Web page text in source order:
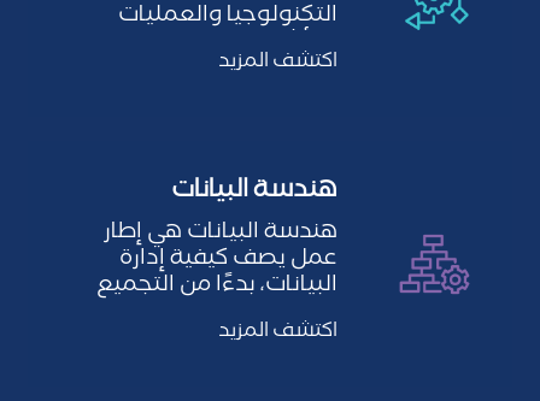
التكنولوجيا والعمليات
والأشخاص والقواعد
المطلوبة…
اكتشف المزيد
هندسة البيانات
هندسة البيانات هي إطار
عمل يصف كيفية إدارة
البيانات، بدءًا من التجميع
وحتى التحويل والتوزيع…
اكتشف المزيد